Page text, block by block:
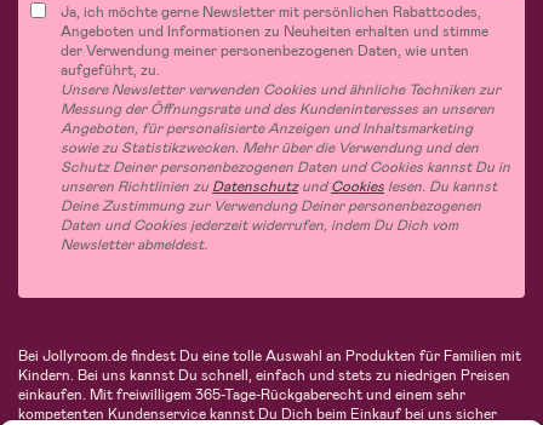
Ja, ich möchte gerne Newsletter mit persönlichen Rabattcodes,
Angeboten und Informationen zu Neuheiten erhalten und stimme
der Verwendung meiner personenbezogenen Daten, wie unten
aufgeführt, zu.
Unsere Newsletter verwenden Cookies und ähnliche Techniken zur
Messung der Öffnungsrate und des Kundeninteresses an unseren
Angeboten, für personalisierte Anzeigen und Inhaltsmarketing
sowie zu Statistikzwecken. Mehr über die Verwendung und den
Schutz Deiner personenbezogenen Daten und Cookies kannst Du in
unseren Richtlinien zu DatenschutzundCookies lesen. Du kannst
Deine Zustimmung zur Verwendung Deiner personenbezogenen
Daten und Cookies jederzeit widerrufen, indem Du Dich vom
Newsletter abmeldest.
Bei Jollyroom.de findest Du eine tolle Auswahl an Produkten für Familien mit
Kindern. Bei uns kannst Du schnell, einfach und stets zu niedrigen Preisen
einkaufen. Mit freiwilligem 365-Tage-Rückgaberecht und einem sehr
kompetenten Kundenservice kannst Du Dich beim Einkauf bei uns sicher